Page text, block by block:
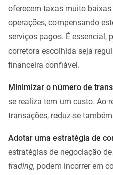
oferecem taxas muito
operações, compensando
serviços pagos. É essencial,
corretora escolhida seja
financeira confiável.
Minimizar o número de
se realiza tem um custo. Ao
transações, reduz-se
Adotar uma estratégia de
estratégias de negociação
trading, podem incorrer em